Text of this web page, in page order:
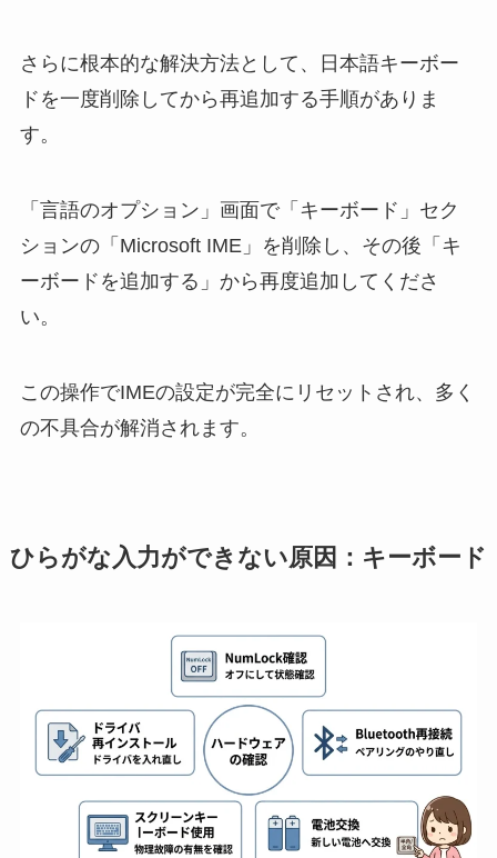
さらに根本的な解決方法として、日本語キーボー
ドを一度削除してから再追加する手順がありま
す。
「言語のオプション」画面で「キーボード」セク
ションの「Microsoft IME」を削除し、その後「キ
ーボードを追加する」から再度追加してくださ
い。
この操作でIMEの設定が完全にリセットされ、多く
の不具合が解消されます。
ひらがな入力ができない原因：キーボード